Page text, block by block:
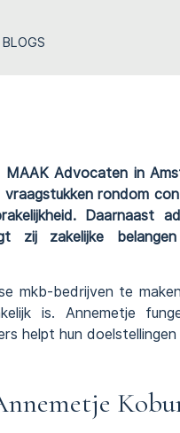
BLOGS
MAAKAdvocaten in
rondom
Daarnaast
zij zakelijke
mkb-bedrijven te
is. Annemetje
helpt hun